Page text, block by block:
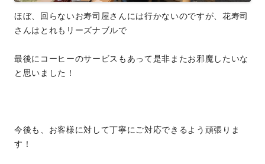
ほぼ、回らないお寿司屋さんには行かないのですが、花寿司
さんはとれもリーズナブルで
最後にコーヒーのサービスもあって是非またお邪魔したいな
と思いました！
今後も、お客様に対して丁寧にご対応できるよう頑張りま
す！